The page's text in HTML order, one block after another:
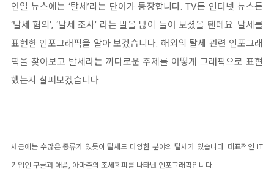
연일 뉴스에는 ‘탈세’라는 단어가 등장합니다. TV든 인터넷 뉴스든
‘탈세 혐의’, ‘탈세 조사’ 라는 말을 많이 들어 보셨을 텐데요. 탈세를
표현한 인포그래픽을 알아 보겠습니다. 해외의 탈세 관련 인포그래
픽을 찾아보고 탈세라는 까다로운 주제를 어떻게 그래픽으로 표현
했는지 살펴보겠습니다.
세금에는 수많은 종류가 있듯이 탈세도 다양한 분야의 탈세가 있습니다. 대표적인 IT
기업인 구글과 애플, 아마존의 조세회피를 나타낸 인포그래픽입니다.